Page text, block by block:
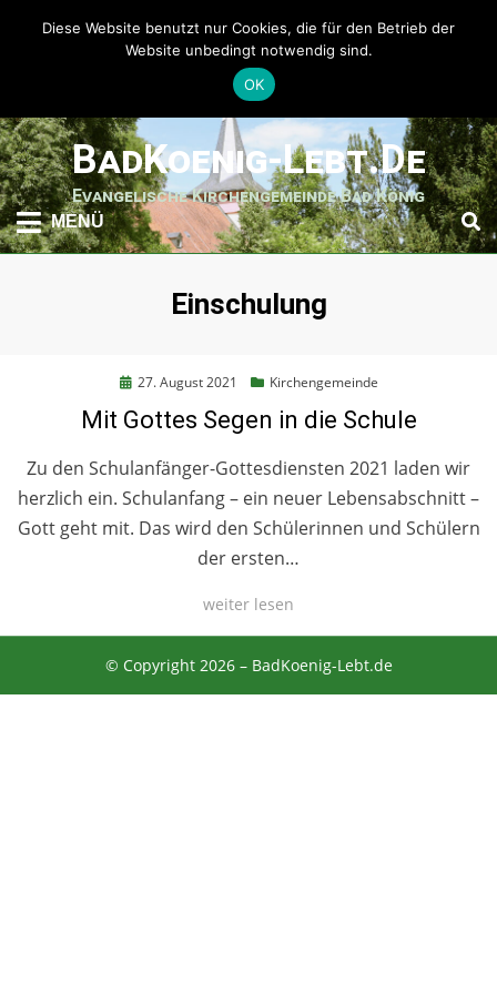
weiter
zum
Inhalt
BadKoenig-Lebt.de
Evangelische Kirchengemeinde Bad König
MENÜ
Schlagwort
:
Einschulung
Posted
27. August 2021 Kirchengemeinde
Mit Gottes Segen in die Schule
Zu den Schulanfänger-Gottesdiensten 2021 laden wir
herzlich ein. Schulanfang – ein neuer Lebensabschnitt –
Gott geht mit. Das wird den Schülerinnen und Schülern
der ersten…
weiter lesen
© Copyright 2026 – BadKoenig-Lebt.de
Anther Theme vonDesignOrbital⋅Powered byWordPress
Diese Website benutzt nur Cookies, die für den Betrieb der
Website unbedingt notwendig sind.
OK